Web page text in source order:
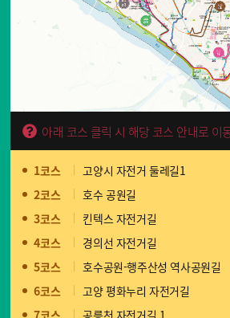
아래 코스 클릭 시 해당 코스 안내로 이
1코스
고양시 자전거 둘레길1
2코스
호수 공원길
3코스
킨텍스 자전거길
4코스
경의선 자전거길
5코스
호수공원-행주산성 역사공원길
6코스
고양 평화누리 자전거길